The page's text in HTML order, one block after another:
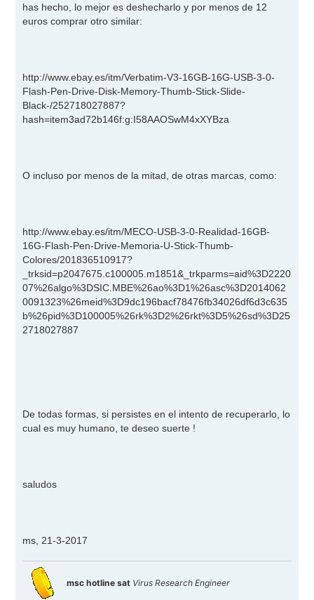
e
has hecho, lo mejor es deshecharlo y por menos de 12
euros comprar otro similar:
http://www.ebay.es/itm/Verbatim-V3-16GB-16G-USB-3-0-
Flash-Pen-Drive-Disk-Memory-Thumb-Stick-Slide-
Black-/252718027887?
hash=item3ad72b146f:g:I58AAOSwM4xXYBza
O incluso por menos de la mitad, de otras marcas, como:
http://www.ebay.es/itm/MECO-USB-3-0-Realidad-16GB-
16G-Flash-Pen-Drive-Memoria-U-Stick-Thumb-
Colores/201836510917?
_trksid=p2047675.c100005.m1851&_trkparms=aid%3D2220
07%26algo%3DSIC.MBE%26ao%3D1%26asc%3D2014062
0091323%26meid%3D9dc196bacf78476fb34026df6d3c635
b%26pid%3D100005%26rk%3D2%26rkt%3D5%26sd%3D25
2718027887
De todas formas, si persistes en el intento de recuperarlo, lo
cual es muy humano, te deseo suerte !
saludos
ms, 21-3-2017
msc hotline sat Virus Research Engineer